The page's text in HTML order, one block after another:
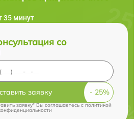
35 минут
со
заявку
заявку" Вы соглашаетесь cполитикой